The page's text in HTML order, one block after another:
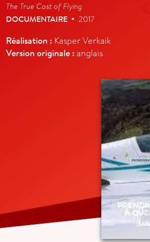
The True Cost of Flying
DOCUMENTAIRE • 2017
Réalisation : Kasper Verkaik
Version originale : anglais